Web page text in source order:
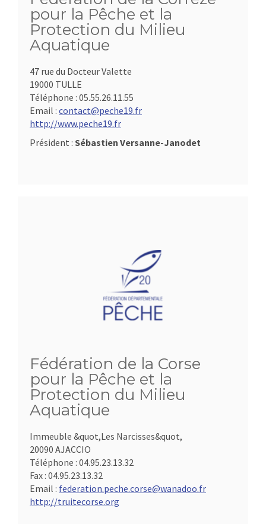
pour la Pêche et la
Protection du Milieu
Aquatique
47 rue du Docteur Valette
19000 TULLE
Téléphone : 05.55.26.11.55
Email : contact@peche19.fr
http://www.peche19.fr
Président : Sébastien Versanne-Janodet
Fédération de la Corse
pour la Pêche et la
Protection du Milieu
Aquatique
Immeuble &quot,Les Narcisses&quot,
20090 AJACCIO
Téléphone : 04.95.23.13.32
Fax : 04.95.23.13.32
Email : federation.peche.corse@wanadoo.fr
http://truitecorse.org